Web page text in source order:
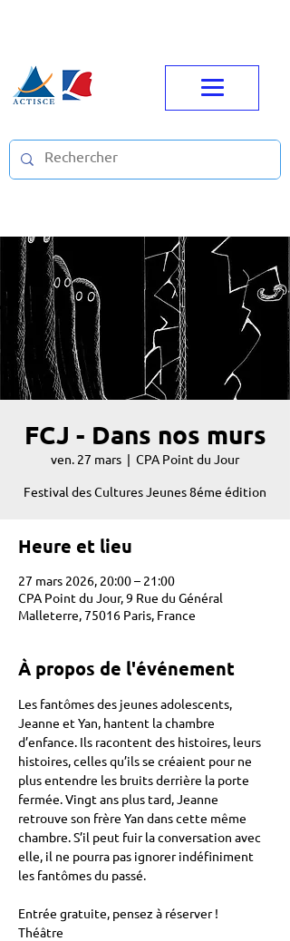
FCJ - Dans nos murs
ven. 27 mars
  |
CPA Point du Jour
Festival des Cultures Jeunes 8éme édition
Heure et lieu
27 mars 2026, 20:00 – 21:00
CPA Point du Jour, 9 Rue du Général
Malleterre, 75016 Paris, France
À propos de l'événement
Les fantômes des jeunes adolescents,
Jeanne et Yan, hantent la chambre
d’enfance. Ils racontent des histoires, leurs
histoires, celles qu’ils se créaient pour ne
plus entendre les bruits derrière la porte
fermée. Vingt ans plus tard, Jeanne
retrouve son frère Yan dans cette même
chambre. S’il peut fuir la conversation avec
elle, il ne pourra pas ignorer indéfiniment
les fantômes du passé.
Entrée gratuite, pensez à réserver !
Théâtre